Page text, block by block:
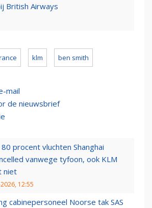
British Airways
klm ben smith
mail
de nieuwsbrief
80 procent vluchten Shanghai
vanwege tyfoon, ook KLM
niet
12:55
cabinepersoneel Noorse tak SAS